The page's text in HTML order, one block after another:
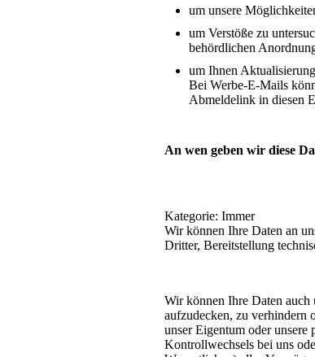
um unsere
um Verstöße zu
behördlichen
um Ihnen
Bei Werbe-E-Mails
Abmeldelink in diesen
An wen geben wir diese
Kategorie: Immer
Wir können Ihre Daten an
Dritter, Bereitstellung
Wir können Ihre Daten auch
aufzudecken, zu verhindern
unser Eigentum oder
Kontrollwechsels bei uns